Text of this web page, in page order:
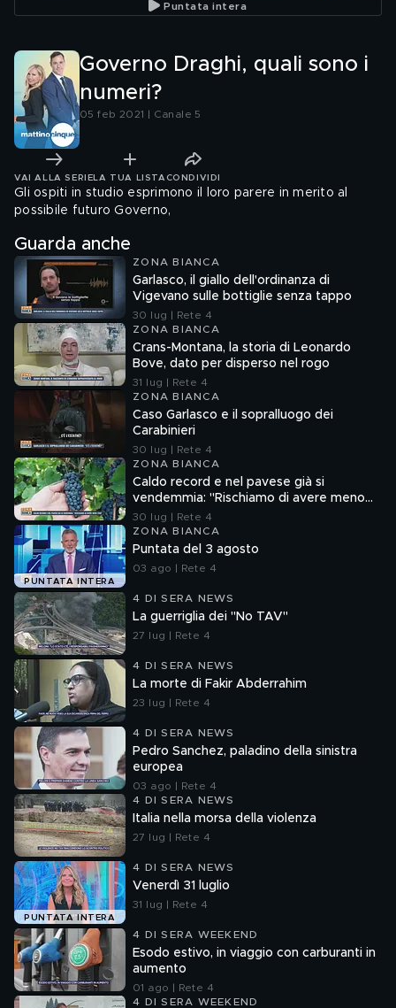
Puntata intera
Governo Draghi, quali sono i
numeri?
05 feb 2021 | Canale 5
VAI ALLA SERIE LA TUA LISTA CONDIVIDI
Gli ospiti in studio esprimono il loro parere in merito al
possibile futuro Governo,
Guarda anche
ZONA BIANCA
Garlasco, il giallo dell'ordinanza di
Vigevano sulle bottiglie senza tappo
30 lug | Rete 4
ZONA BIANCA
Crans-Montana, la storia di Leonardo
Bove, dato per disperso nel rogo
31 lug | Rete 4
ZONA BIANCA
Caso Garlasco e il sopralluogo dei
Carabinieri
30 lug | Rete 4
ZONA BIANCA
Caldo record e nel pavese già si
vendemmia: "Rischiamo di avere meno
vino"
30 lug | Rete 4
PUNTATA INTERA
ZONA BIANCA
Puntata del 3 agosto
03 ago | Rete 4
4 DI SERA NEWS
La guerriglia dei "No TAV"
27 lug | Rete 4
4 DI SERA NEWS
La morte di Fakir Abderrahim
23 lug | Rete 4
4 DI SERA NEWS
Pedro Sanchez, paladino della sinistra
europea
03 ago | Rete 4
4 DI SERA NEWS
Italia nella morsa della violenza
27 lug | Rete 4
PUNTATA INTERA
4 DI SERA NEWS
Venerdì 31 luglio
31 lug | Rete 4
4 DI SERA WEEKEND
Esodo estivo, in viaggio con carburanti in
aumento
01 ago | Rete 4
4 DI SERA WEEKEND